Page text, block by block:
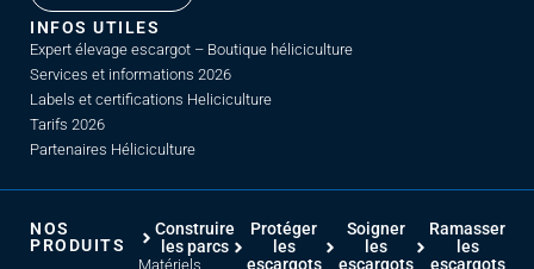
INFOS UTILES
Expert élevage escargot – Boutique héliciculture
Services et informations 2026
Labels et certifications Heliciculture
Tarifs 2026
Partenaires Héliciculture
NOS
PRODUITS
Construire
les parcs
Matériels
Protéger
les
escargots
Soigner
les
escargots
Ramasser
les
escargots